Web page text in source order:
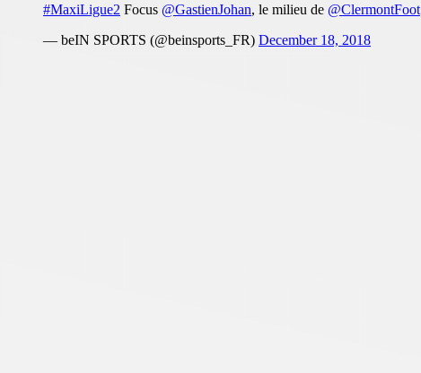
#MaxiLigue2 Focus @GastienJohan, le milieu de @ClermontFoot
— beIN SPORTS (@beinsports_FR) December 18, 2018